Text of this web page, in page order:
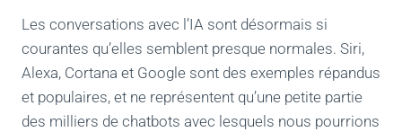
Les conversations avec l’IA sont désormais si
courantes qu’elles semblent presque normales. Siri,
Alexa, Cortana et Google sont des exemples répandus
et populaires, et ne représentent qu’une petite partie
des milliers de chatbots avec lesquels nous pourrions